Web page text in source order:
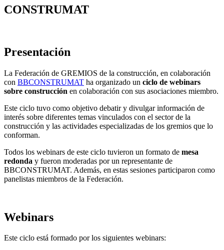
CONSTRUMAT
Presentación
La Federación de GREMIOS de la construcción, en colaboración
con BBCONSTRUMAT ha organizado un ciclo de webinars
sobre construcción en colaboración con sus asociaciones miembro.
Este ciclo tuvo como objetivo debatir y divulgar información de
interés sobre diferentes temas vinculados con el sector de la
construcción y las actividades especializadas de los gremios que lo
conforman.
Todos los webinars de este ciclo tuvieron un formato de mesa
redonda y fueron moderadas por un representante de
BBCONSTRUMAT. Además, en estas sesiones participaron como
panelistas miembros de la Federación.
Webinars
Este ciclo está formado por los siguientes webinars: